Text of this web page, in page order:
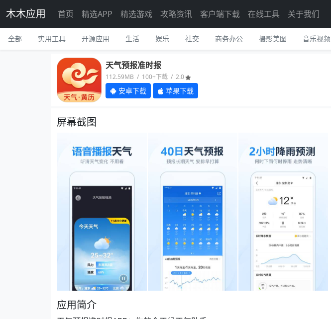
木木应用 首页 精选APP 精选游戏 攻略资讯 客户端下载 在线工具 关于我们
全部 实用工具 开源应用 生活 娱乐 社交 商务办公 摄影美图 音乐视频
天气预报准时报
112.59MB / 100+下载 / 2.0
安卓下载 苹果下载
屏幕截图
应用简介